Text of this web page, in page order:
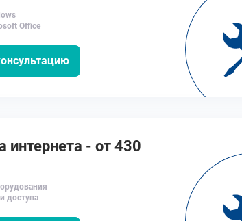
Office
интернета - от 430
доступа